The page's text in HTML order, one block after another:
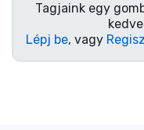
Tagjaink egy
Lépj be, vagy
Terméktípusok